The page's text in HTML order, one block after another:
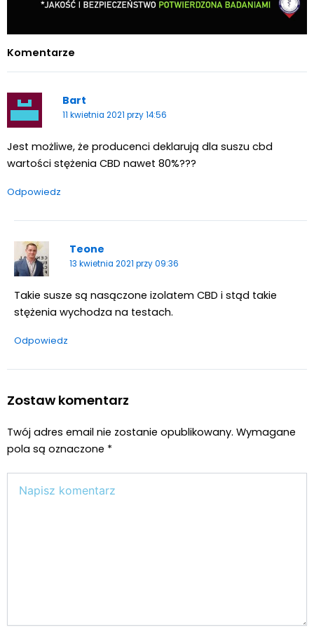
Komentarze
Bart
11 kwietnia 2021 przy 14:56
Jest możliwe, że producenci deklarują dla suszu cbd
wartości stężenia CBD nawet 80%???
Odpowiedz
Teone
13 kwietnia 2021 przy 09:36
Takie susze są nasączone izolatem CBD i stąd takie
stężenia wychodza na testach.
Odpowiedz
Zostaw komentarz
Twój adres email nie zostanie opublikowany. Wymagane
pola są oznaczone *
tutaj..